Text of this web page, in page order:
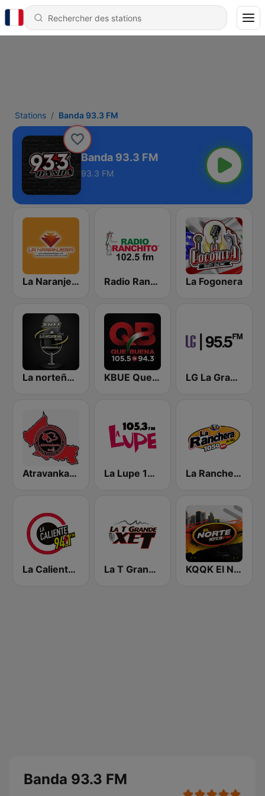
Stations Banda 93.3 FM
Banda 93.3 FM
93.3 FM
La Naranjera de Sibers Radio Ranchito La Fogonera
La norteña 89.3 FM KBUE Que Buena 105.5 / 94.3 FM (US Only) LG La Grande
Atravankado Radio La Lupe 105.3 FM | Monterrey La Ranchera 1050 AM
La Caliente 94.1 FM | Monterrey La T Grande XET 990 AM | Monterrey KQQK El Norte 107.9 / 101.7 FM
Banda 93.3 FM